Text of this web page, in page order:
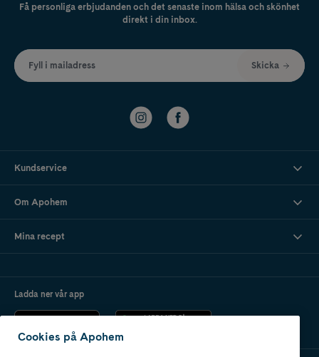
Få personliga erbjudanden och det senaste inom hälsa och skönhet
direkt i din inbox.
Fyll i mailadress Skicka
Kundservice
Om Apohem
Mina recept
Ladda ner vår app
Cookies på Apohem